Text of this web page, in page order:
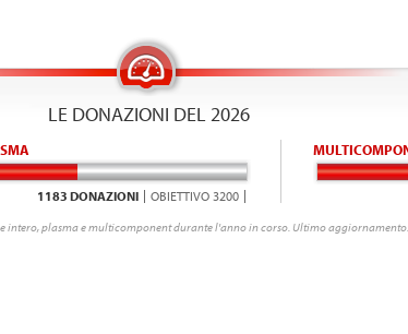
LE DONAZIONI DEL 2026
1183 DONAZIONI OBIETTIVO 3200
intero, plasma e multicomponent durante l'anno in corso. Ultimo aggiornamento: